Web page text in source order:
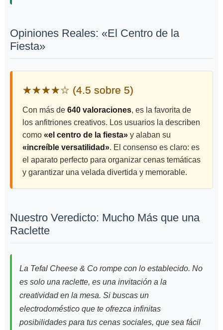
Opiniones Reales: «El Centro de la
Fiesta»
★★★★☆ (4.5 sobre 5)
Con más de 640 valoraciones, es la favorita de
los anfitriones creativos. Los usuarios la describen
como «el centro de la fiesta» y alaban su
«increíble versatilidad». El consenso es claro: es
el aparato perfecto para organizar cenas temáticas
y garantizar una velada divertida y memorable.
Nuestro Veredicto: Mucho Más que una
Raclette
La Tefal Cheese & Co rompe con lo establecido. No
es solo una raclette, es una invitación a la
creatividad en la mesa. Si buscas un
electrodoméstico que te ofrezca infinitas
posibilidades para tus cenas sociales, que sea fácil